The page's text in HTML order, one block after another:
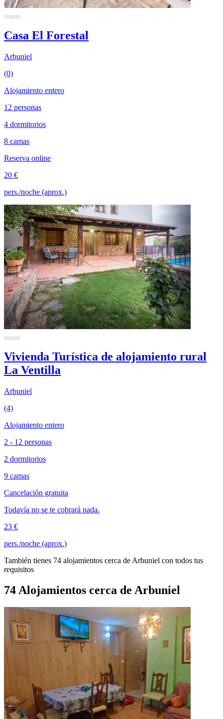
Casa El Forestal
Arbuniel
(0)
Alojamiento entero
12 personas
4 dormitorios
8 camas
Reserva online
20 €
pers./noche (aprox.)
Vivienda Turística de alojamiento rural
La Ventilla
Arbuniel
(4)
Alojamiento entero
2 - 12 personas
2 dormitorios
9 camas
Cancelación gratuita
Todavía no se te cobrará nada.
23 €
pers./noche (aprox.)
También tienes 74 alojamientos cerca de Arbuniel con todos tus
requisitos
74 Alojamientos cerca de Arbuniel